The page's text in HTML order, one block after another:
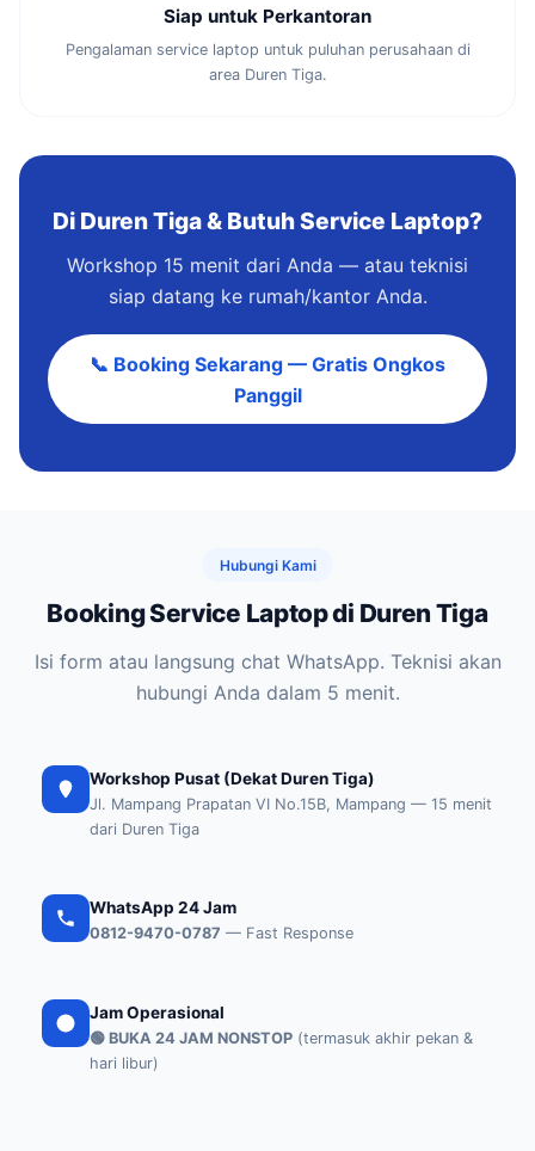
Siap untuk Perkantoran
Pengalaman service laptop untuk puluhan perusahaan di
area Duren Tiga.
Di Duren Tiga & Butuh Service Laptop?
Workshop 15 menit dari Anda — atau teknisi
siap datang ke rumah/kantor Anda.
📞 Booking Sekarang — Gratis Ongkos
Panggil
Hubungi Kami
Booking Service Laptop di Duren Tiga
Isi form atau langsung chat WhatsApp. Teknisi akan
hubungi Anda dalam 5 menit.
Workshop Pusat (Dekat Duren Tiga)
Jl. Mampang Prapatan VI No.15B, Mampang — 15 menit
dari Duren Tiga
WhatsApp 24 Jam
0812-9470-0787 — Fast Response
Jam Operasional
🟢 BUKA 24 JAM NONSTOP (termasuk akhir pekan &
hari libur)